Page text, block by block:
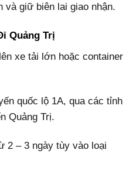
và giữ biên lai giao nhận.
Quảng Trị
xe tải lớn hoặc container
quốc lộ 1A, qua các tỉnh
Quảng Trị.
2 – 3 ngày tùy vào loại